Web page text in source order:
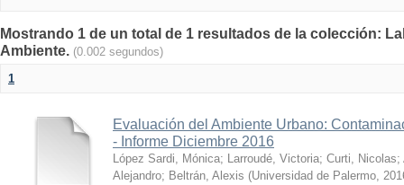
Mostrando 1 de un total de 1 resultados de la colección:
Ambiente. (0.002 segundos)
1
Evaluación del Ambiente Urbano:
- Informe Diciembre 2016
López Sardi, Mónica; Larroudé, Victoria; Curti, Nicolas;
Alejandro; Beltrán, Alexis (Universidad de Palermo,